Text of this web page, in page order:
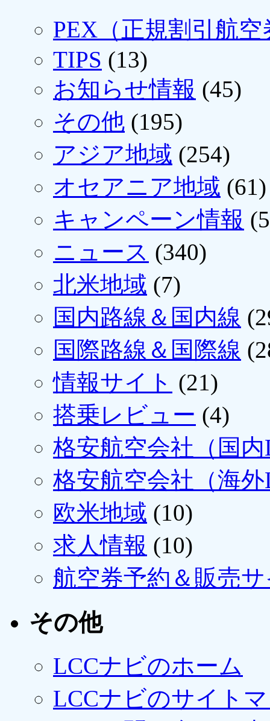
PEX（正規割引航空
TIPS (13)
お知らせ情報 (45)
その他 (195)
アジア地域 (254)
オセアニア地域 (61)
キャンペーン情報
ニュース (340)
北米地域 (7)
国内路線＆国内線
国際路線＆国際線
情報サイト (21)
搭乗レビュー (4)
格安航空会社（国
格安航空会社（海
欧米地域 (10)
求人情報 (10)
航空券予約＆販売
その他
LCCナビのホーム
LCCナビのサイト